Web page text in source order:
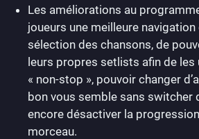
Les améliorations au
joueurs une meilleure navigation
sélection des chansons, de
leurs propres setlists afin de
« non-stop », pouvoir changer
bon vous semble sans switcher
encore désactiver la
morceau.